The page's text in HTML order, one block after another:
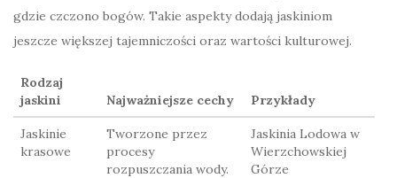
gdzie czczono bogów. Takie aspekty dodają jaskiniom
jeszcze większej tajemniczości oraz wartości kulturowej.
Rodzaj
jaskini
Najważniejsze cechy Przykłady
Jaskinie
krasowe
Tworzone przez
procesy
rozpuszczania wody.
Jaskinia Lodowa w
Wierzchowskiej
Górze